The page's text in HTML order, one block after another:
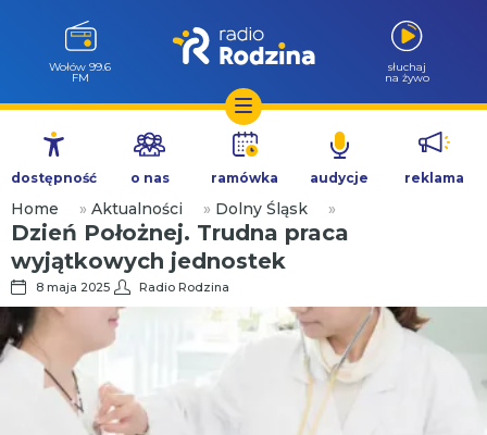
Przejdź
treści
Milicz 88.5
FM
słuchaj
na żywo
dostępność o nas ramówka audycje reklama
Home » Aktualności » Dolny Śląsk »
Dzień Położnej. Trudna praca
wyjątkowych jednostek
8 maja 2025 Radio Rodzina